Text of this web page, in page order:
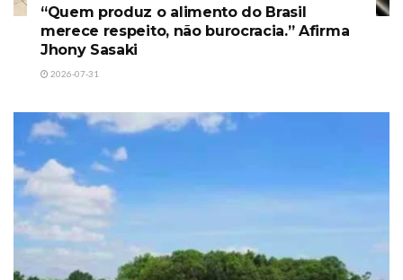
“Quem produz o alimento do Brasil
merece respeito, não burocracia.” Afirma
Jhony Sasaki
2026-07-31